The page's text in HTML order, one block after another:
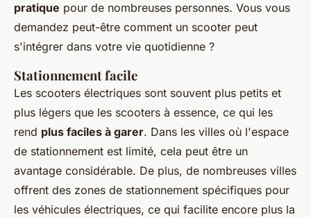
pratique pour de nombreuses personnes. Vous vous
demandez peut-être comment un scooter peut
s'intégrer dans votre vie quotidienne ?
Stationnement facile
Les scooters électriques sont souvent plus petits et
plus légers que les scooters à essence, ce qui les
rend plus faciles à garer. Dans les villes où l'espace
de stationnement est limité, cela peut être un
avantage considérable. De plus, de nombreuses villes
offrent des zones de stationnement spécifiques pour
les véhicules électriques, ce qui facilite encore plus la